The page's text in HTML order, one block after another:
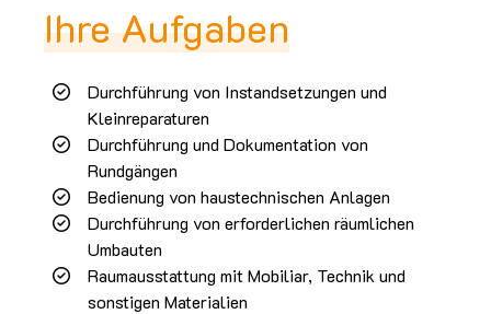
Ihre Aufgaben
Durchführung von Instandsetzungen und
Kleinreparaturen
Durchführung und Dokumentation von
Rundgängen
Bedienung von haustechnischen Anlagen
Durchführung von erforderlichen räumlichen
Umbauten
Raumausstattung mit Mobiliar, Technik und
sonstigen Materialien